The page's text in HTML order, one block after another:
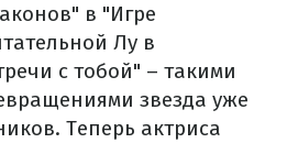
в "Игре
Лу в
с тобой" – такими
звезда уже
Теперь актриса